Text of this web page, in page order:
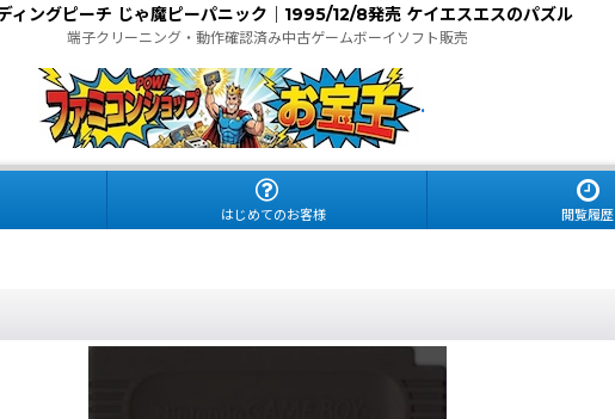
ィングピーチ じゃ魔ピーパニック｜1995/12/8発売 ケイエスエスのパズル
端子クリーニング・動作確認済み中古ゲームボーイソフト販売
.
はじめてのお客様 閲覧履歴